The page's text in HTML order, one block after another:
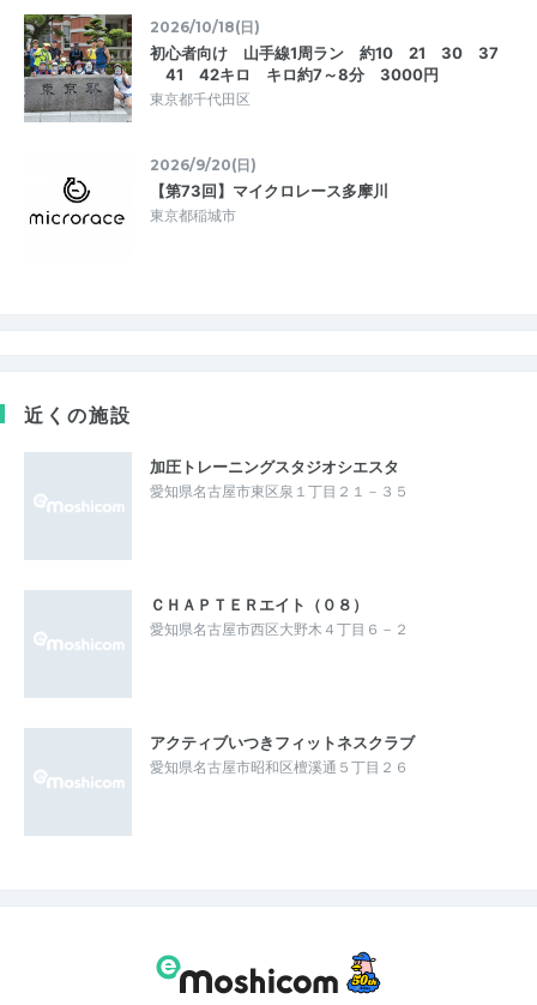
2026/10/18(日)
初心者向け 山手線1周ラン 約10 21 30 37
41 42キロ キロ約7～8分 3000円
東京都千代田区
2026/9/20(日)
【第73回】マイクロレース多摩川
東京都稲城市
近くの施設
加圧トレーニングスタジオシエスタ
愛知県名古屋市東区泉１丁目２１－３５
ＣＨＡＰＴＥＲエイト（０８）
愛知県名古屋市西区大野木４丁目６－２
アクティブいつきフィットネスクラブ
愛知県名古屋市昭和区檀溪通５丁目２６